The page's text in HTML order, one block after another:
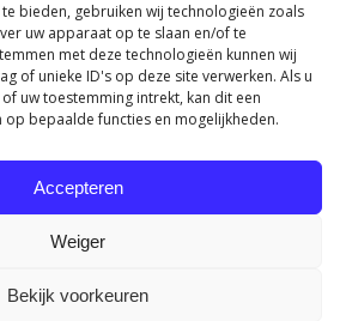
bieden, gebruiken wij technologieën zoals
uw apparaat op te slaan en/of te
met deze technologieën kunnen wij
of unieke ID's op deze site verwerken. Als u
uw toestemming intrekt, kan dit een
bepaalde functies en mogelijkheden.
Accepteren
Weiger
Bekijk voorkeuren